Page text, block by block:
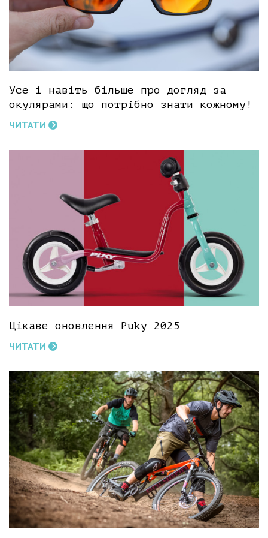
Усе і навіть більше про догляд за
окулярами: що потрібно знати кожному!
ЧИТАТИ
Цікаве оновлення Puky 2025
ЧИТАТИ